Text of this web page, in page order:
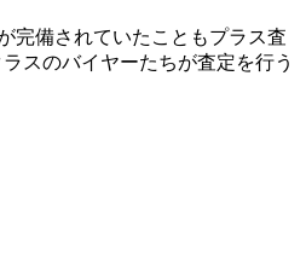
完備されていたこともプラス査
スのバイヤーたちが査定を行う